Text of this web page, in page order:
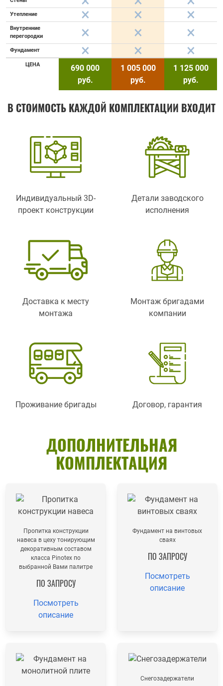
Утепление
Внутренние
перегородки
Фундамент
ЦЕНА
690 000
руб.
1 005 000
руб.
1 125 000
руб.
В СТОИМОСТЬ КАЖДОЙ КОМПЛЕКТАЦИИ ВХОДИТ
Индивидуальный 3D-
проект конструкции
Детали заводского
исполнения
Доставка к месту
монтажа
Монтаж бригадами
компании
Проживание бригады Договор, гарантия
ДОПОЛНИТЕЛЬНАЯ
КОМПЛЕКТАЦИЯ
Пропитка конструкции
навеса в цеху тонирующим
декоративным составом
класса Pinotex по
выбранной Вами палитре
ПО ЗАПРОСУ
Посмотреть
описание
Фундамент на винтовых
сваях
ПО ЗАПРОСУ
Посмотреть
описание
Снегозадержатели